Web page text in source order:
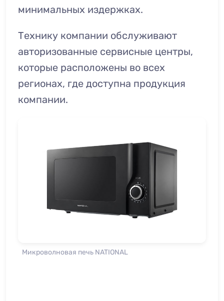
минимальных издержках.
Технику компании обслуживают
авторизованные сервисные центры,
которые расположены во всех
регионах, где доступна продукция
компании.
Микроволновая печь NATIONAL